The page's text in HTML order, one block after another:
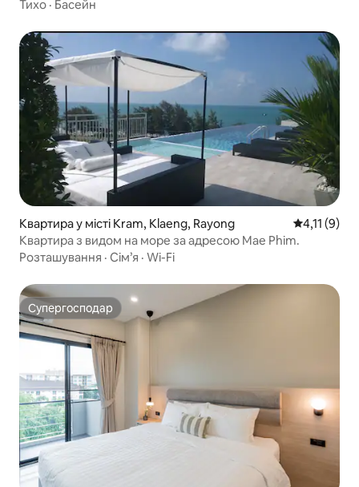
Тихо · Басейн
Квартира у місті Kram, Klaeng, Rayong Середня
4,11 (9)
Квартира з видом на море за адресою Mae Phim.
Розташування · Сім’я · Wi-Fi
Супергосподар
Супергосподар